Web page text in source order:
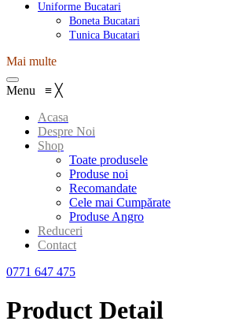
Uniforme Bucatari
Boneta Bucatari
Tunica Bucatari
Mai multe
Menu ≡ ╳
Acasa
Despre Noi
Shop
Toate produsele
Produse noi
Recomandate
Cele mai Cumpărate
Produse Angro
Reduceri
Contact
0771 647 475
Product Detail